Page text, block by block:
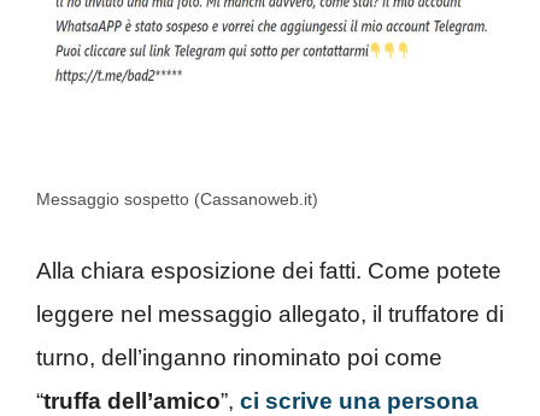
Messaggio sospetto (Cassanoweb.it)
Alla chiara esposizione dei fatti. Come potete
leggere nel messaggio allegato, il truffatore di
turno, dell’inganno rinominato poi come
“truffa dell’amico”, ci scrive una persona